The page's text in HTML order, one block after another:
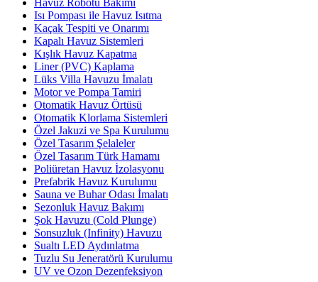
Havuz Robotu Bakımı
Isı Pompası ile Havuz Isıtma
Kaçak Tespiti ve Onarımı
Kapalı Havuz Sistemleri
Kışlık Havuz Kapatma
Liner (PVC) Kaplama
Lüks Villa Havuzu İmalatı
Motor ve Pompa Tamiri
Otomatik Havuz Örtüsü
Otomatik Klorlama Sistemleri
Özel Jakuzi ve Spa Kurulumu
Özel Tasarım Şelaleler
Özel Tasarım Türk Hamamı
Poliüretan Havuz İzolasyonu
Prefabrik Havuz Kurulumu
Sauna ve Buhar Odası İmalatı
Sezonluk Havuz Bakımı
Şok Havuzu (Cold Plunge)
Sonsuzluk (Infinity) Havuzu
Sualtı LED Aydınlatma
Tuzlu Su Jeneratörü Kurulumu
UV ve Ozon Dezenfeksiyon